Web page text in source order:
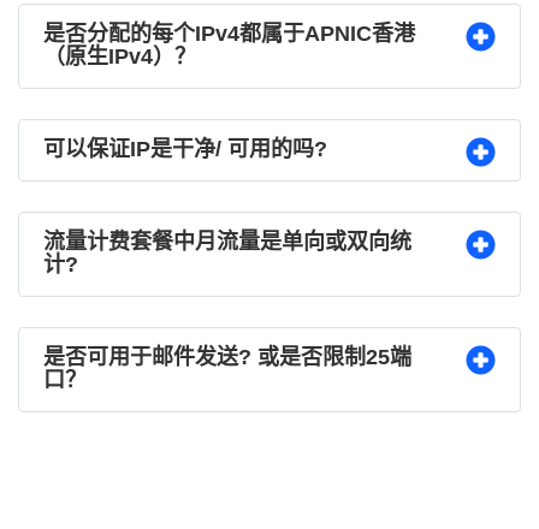
是否分配的每个IPv4都属于APNIC香港
（原生IPv4）？
可以保证IP是干净/ 可用的吗?
流量计费套餐中月流量是单向或双向统
计?
是否可用于邮件发送? 或是否限制25端
口？